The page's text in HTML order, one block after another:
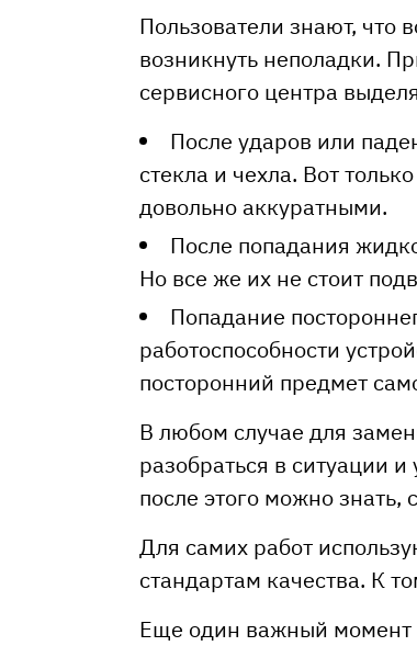
Пользователи знают, что
возникнуть неполадки.
сервисного центра
После ударов или
стекла и чехла. Вот
довольно аккуратными.
После попадания
Но все же их не стоит
Попадание
работоспособности
посторонний предмет
В любом случае для
разобраться в ситуации
после этого можно знать,
Для самих работ
стандартам качества. К
Еще один важный момент